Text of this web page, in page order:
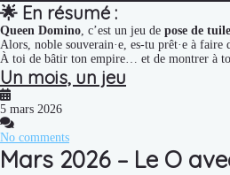
🌟 En résumé :
Queen Domino, c’est un jeu de pose de
Alors, noble souverain·e, es-tu prêt·e à
À toi de bâtir ton empire… et de montrer à
Un mois, un jeu
5 mars 2026
No comments
Mars 2026 – Le O